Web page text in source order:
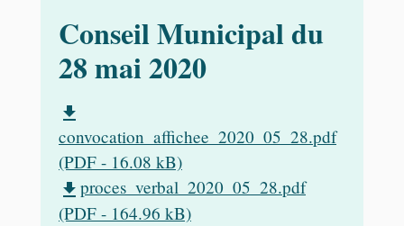
Conseil Municipal du
28 mai 2020
file_download
convocation_affichee_2020_05_28.pdf
(PDF - 16.08 kB)
file_download proces_verbal_2020_05_28.pdf
(PDF - 164.96 kB)